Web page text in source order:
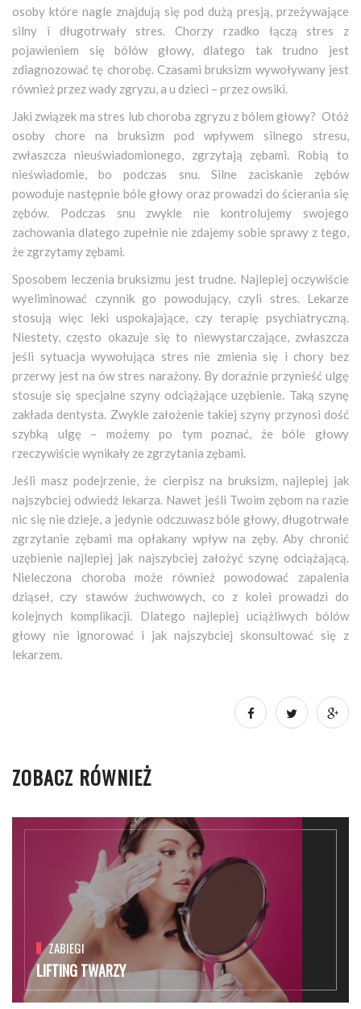
osoby które nagle znajdują się pod dużą presją, przeżywające
silny i długotrwały stres. Chorzy rzadko łączą stres z
pojawieniem się bólów głowy, dlatego tak trudno jest
zdiagnozować tę chorobę. Czasami bruksizm wywoływany jest
również przez wady zgryzu, a u dzieci – przez owsiki.
Jaki związek ma stres lub choroba zgryzu z bólem głowy? Otóż
osoby chore na bruksizm pod wpływem silnego stresu,
zwłaszcza nieuświadomionego, zgrzytają zębami. Robią to
nieświadomie, bo podczas snu. Silne zaciskanie zębów
powoduje następnie bóle głowy oraz prowadzi do ścierania się
zębów. Podczas snu zwykle nie kontrolujemy swojego
zachowania dlatego zupełnie nie zdajemy sobie sprawy z tego,
że zgrzytamy zębami.
Sposobem leczenia bruksizmu jest trudne. Najlepiej oczywiście
wyeliminować czynnik go powodujący, czyli stres. Lekarze
stosują więc leki uspokajające, czy terapię psychiatryczną.
Niestety, często okazuje się to niewystarczające, zwłaszcza
jeśli sytuacja wywołująca stres nie zmienia się i chory bez
przerwy jest na ów stres narażony. By doraźnie przynieść ulgę
stosuje się specjalne szyny odciążające uzębienie. Taką szynę
zakłada dentysta. Zwykle założenie takiej szyny przynosi dość
szybką ulgę – możemy po tym poznać, że bóle głowy
rzeczywiście wynikały ze zgrzytania zębami.
Jeśli masz podejrzenie, że cierpisz na bruksizm, najlepiej jak
najszybciej odwiedź lekarza. Nawet jeśli Twoim zębom na razie
nic się nie dzieje, a jedynie odczuwasz bóle głowy, długotrwałe
zgrzytanie zębami ma opłakany wpływ na zęby. Aby chronić
uzębienie najlepiej jak najszybciej założyć szynę odciążającą.
Nieleczona choroba może również powodować zapalenia
dziąseł, czy stawów żuchwowych, co z kolei prowadzi do
kolejnych komplikacji. Dlatego najlepiej uciążliwych bólów
głowy nie ignorować i jak najszybciej skonsultować się z
lekarzem.
ZOBACZ RÓWNIEŻ
ZABIEGI
LIFTING TWARZY